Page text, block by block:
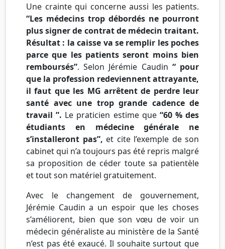
Une crainte qui concerne aussi les patients.
“Les médecins trop débordés ne pourront
plus signer de contrat de médecin traitant.
Résultat : la caisse va se remplir les poches
parce que les patients seront moins bien
remboursés”. Selon Jérémie Caudin “ pour
que la profession redeviennent attrayante,
il faut que les MG arrêtent de perdre leur
santé avec une trop grande cadence de
travail ”. Le praticien estime que “60 % des
étudiants en médecine générale ne
s’installeront pas”, et cite l’exemple de son
cabinet qui n’a toujours pas été repris malgré
sa proposition de céder toute sa patientèle
et tout son matériel gratuitement.
Avec le changement de gouvernement,
Jérémie Caudin a un espoir que les choses
s’améliorent, bien que son vœu de voir un
médecin généraliste au ministère de la Santé
n’est pas été exaucé. Il souhaite surtout que